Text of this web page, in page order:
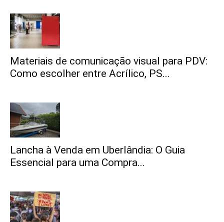
Materiais de comunicação visual para PDV:
Como escolher entre Acrílico, PS...
Lancha à Venda em Uberlândia: O Guia
Essencial para uma Compra...